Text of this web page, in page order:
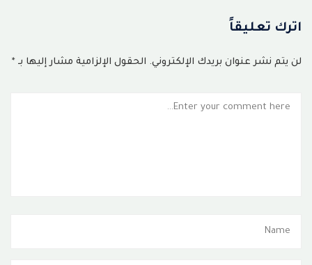
اترك تعليقاً
لن يتم نشر عنوان بريدك الإلكتروني. الحقول الإلزامية مشار إليها بـ *